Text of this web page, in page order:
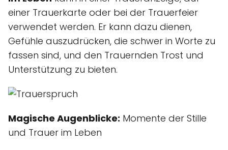
einer Trauerkarte oder bei der Trauerfeier
verwendet werden. Er kann dazu dienen,
Gefühle auszudrücken, die schwer in Worte zu
fassen sind, und den Trauernden Trost und
Unterstützung zu bieten.
Magische Augenblicke: Momente der Stille
und Trauer im Leben